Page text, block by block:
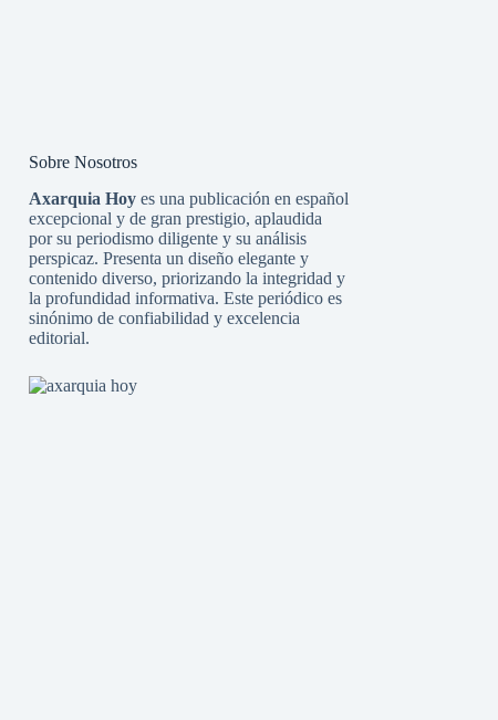
Sobre Nosotros
Axarquia Hoyes una publicación en español
excepcional y de gran prestigio, aplaudida
por su periodismo diligente y su análisis
perspicaz. Presenta un diseño elegante y
contenido diverso, priorizando la integridad y
la profundidad informativa. Este periódico es
sinónimo de confiabilidad y excelencia
editorial.